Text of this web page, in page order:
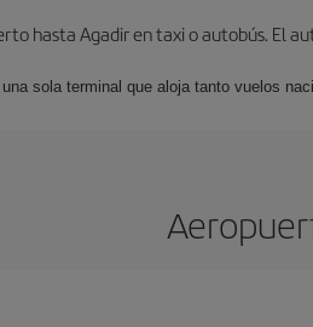
hasta Agadir en taxi o autobús. El
sola terminal que aloja tanto vuelos